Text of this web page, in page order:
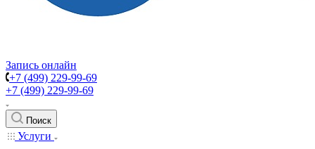
Запись онлайн
+7 (499) 229-99-69
+7 (499) 229-99-69
Поиск
Услуги